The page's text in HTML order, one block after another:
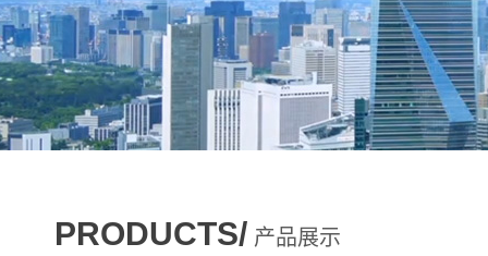
PRODUCTS/ 产品展示